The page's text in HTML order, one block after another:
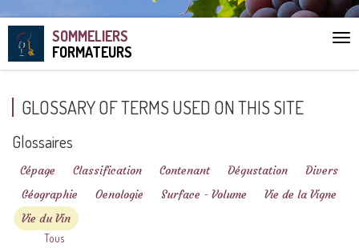
SOMMELIERS
FORMATEURS
GLOSSARY OF TERMS USED ON THIS SITE
Glossaires
Cépage Classification Contenant Dégustation
Divers
Géographie
Oenologie Surface - Volume
Vie de la Vigne
Vie du Vin
Tous